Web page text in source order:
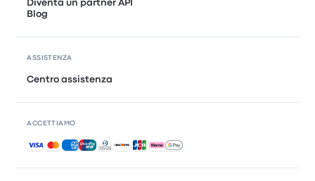
Diventa un partner API
Blog
ASSISTENZA
Centro assistenza
ACCETTIAMO
Pagamenti accettati